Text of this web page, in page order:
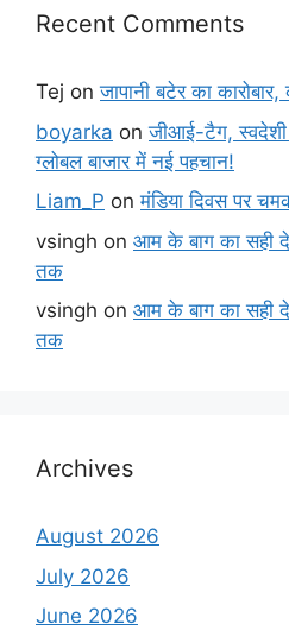
Recent Comments
Tej onजापानी बटेर का
boyarka onजीआई-टैग, स्वदेशी
ग्लोबल बाजार में नई पहचान!
Liam_P onमंडिया दिवस पर
vsingh on आम के बाग का सही
तक
vsingh on आम के बाग का सही
तक
Archives
August 2026
July 2026
June 2026